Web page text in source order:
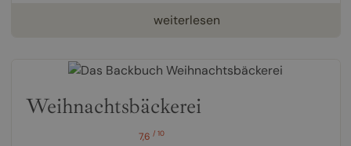
weiterlesen
Weihnachtsbäckerei
7,6/ 10